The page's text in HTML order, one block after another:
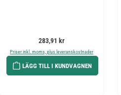
Ordinarie pris:
283,91 kr
Priser inkl. moms, plus leveranskostnader
LÄGG TILL I KUNDVAGNEN